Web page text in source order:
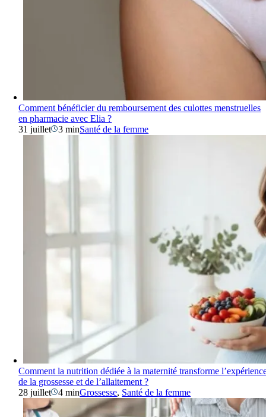
Comment bénéficier du remboursement des culottes menstruelles
en pharmacie avec Elia ?
31 juillet
3 minSanté de la femme
Comment la nutrition dédiée à la maternité transforme
de la grossesse et de l’allaitement ?
28 juillet
4 minGrossesse, Santé de la femme